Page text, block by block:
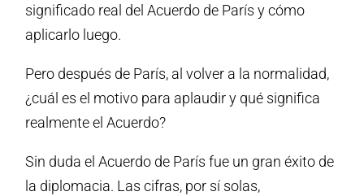
significado real del Acuerdo de París y cómo
aplicarlo luego.
Pero después de París, al volver a la normalidad,
¿cuál es el motivo para aplaudir y qué significa
realmente el Acuerdo?
Sin duda el Acuerdo de París fue un gran éxito de
la diplomacia. Las cifras, por sí solas,